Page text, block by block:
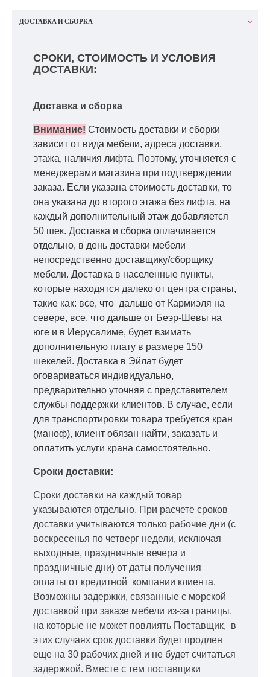
ДОСТАВКА И СБОРКА
СРОКИ, СТОИМОСТЬ И УСЛОВИЯ
ДОСТАВКИ:
Доставка и сборка
Внимание! Стоимость доставки и сборки
зависит от вида мебели, адреса доставки,
этажа, наличия лифта. Поэтому, уточняется с
менеджерами магазина при подтверждении
заказа. Если указана стоимость доставки, то
она указана до второго этажа без лифта, на
каждый дополнительный этаж добавляется
50 шек. Доставка и сборка оплачивается
отдельно, в день доставки мебели
непосредственно доставщику/сборщику
мебели. Доставка в населенные пункты,
которые находятся далеко от центра страны,
такие как: все, что дальше от Кармиэля на
севере, все, что дальше от Беэр-Шевы на
юге и в Иерусалиме, будет взимать
дополнительную плату в размере 150
шекелей. Доставка в Эйлат будет
оговариваться индивидуально,
предварительно уточняя с представителем
службы поддержки клиентов. В случае, если
для транспортировки товара требуется кран
(маноф), клиент обязан найти, заказать и
оплатить услуги крана самостоятельно.
Сроки доставки:
Сроки доставки на каждый товар
указываются отдельно. При расчете сроков
доставки учитываются только рабочие дни (с
воскресенья по четверг недели, исключая
выходные, праздничные вечера и
праздничные дни) от даты получения
оплаты от кредитной компании клиента.
Возможны задержки, связанные с морской
доставкой при заказе мебели из-за границы,
на которые не может повлиять Поставщик, в
этих случаях срок доставки будет продлен
еще на 30 рабочих дней и не будет считаться
задержкой. Вместе с тем поставщики